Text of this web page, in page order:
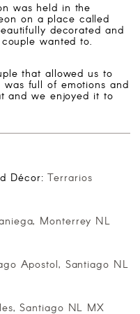
was held in the
on a place called
decorated and
wanted to.
that allowed us to
full of emotions and
and we enjoyed it to
Décor:Terrarios
Monterrey NL
Apostol, Santiago NL
Santiago NL MX